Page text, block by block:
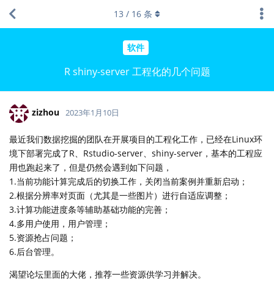
软件
R shiny-server 工程化的几个问题
13 / 16 条
zizhou 2023年1月10日
最近我们数据挖掘的团队在开展项目的工程化工作，已经在Linux环
境下部署完成了R、Rstudio-server、shiny-server，基本的工程应
用也跑起来了，但是仍然会遇到如下问题，
1.当前功能计算完成后的切换工作，关闭当前案例并重新启动；
2.根据分辨率对页面（尤其是一些图片）进行自适应调整；
3.计算功能进度条等辅助基础功能的完善；
4.多用户使用，用户管理；
5.资源抢占问题；
6.后台管理。
渴望论坛里面的大佬，推荐一些资源供学习并解决。